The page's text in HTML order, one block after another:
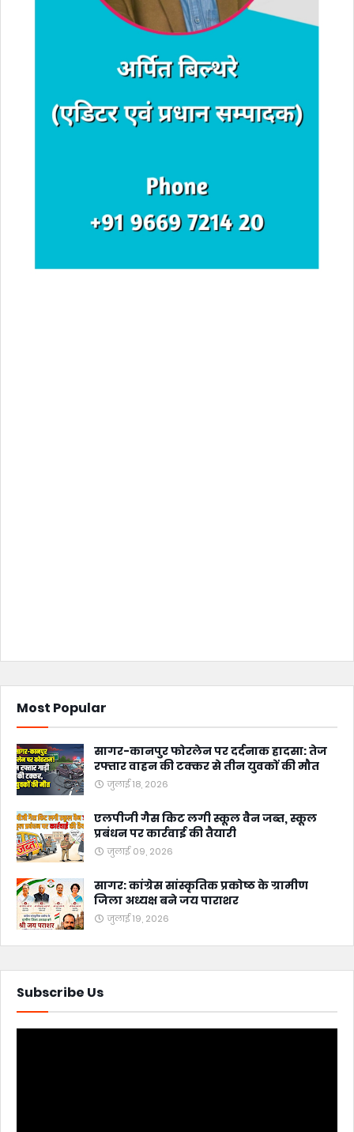
Most Popular
सागर-कानपुर फोरलेन पर दर्दनाक हादसा: तेज
रफ्तार वाहन की टक्कर से तीन युवकों की मौत
जुलाई 18, 2026
एलपीजी गैस किट लगी स्कूल वैन जब्त, स्कूल
प्रबंधन पर कार्रवाई की तैयारी
जुलाई 09, 2026
सागर: कांग्रेस सांस्कृतिक प्रकोष्ठ के ग्रामीण
जिला अध्यक्ष बने जय पाराशर
जुलाई 19, 2026
Subscribe Us